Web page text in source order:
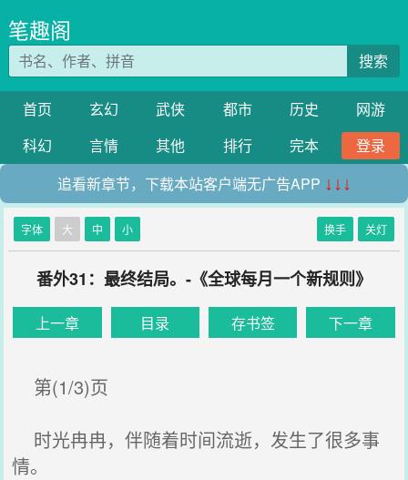
笔趣阁
搜索
首页 玄幻 武侠 都市 历史
网游
科幻
言情 其他 排行 完本
登录
追看新章节，下载本站客户端无广告APP ↓↓↓
字体 大 中 小 换手 关灯
番外31：最终结局。-《全球每月一个新规则》
上一章 目录 存书签 下一章
第(1/3)页
时光冉冉，伴随着时间流逝，发生了很多事
情。